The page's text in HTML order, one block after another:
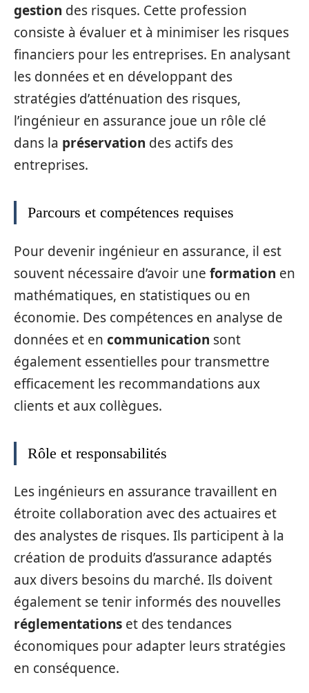
gestion des risques. Cette profession
consiste à évaluer et à minimiser les risques
financiers pour les entreprises. En analysant
les données et en développant des
stratégies d’atténuation des risques,
l’ingénieur en assurance joue un rôle clé
dans la préservation des actifs des
entreprises.
Parcours et compétences requises
Pour devenir ingénieur en assurance, il est
souvent nécessaire d’avoir une formation en
mathématiques, en statistiques ou en
économie. Des compétences en analyse de
données et en communication sont
également essentielles pour transmettre
efficacement les recommandations aux
clients et aux collègues.
Rôle et responsabilités
Les ingénieurs en assurance travaillent en
étroite collaboration avec des actuaires et
des analystes de risques. Ils participent à la
création de produits d’assurance adaptés
aux divers besoins du marché. Ils doivent
également se tenir informés des nouvelles
réglementations et des tendances
économiques pour adapter leurs stratégies
en conséquence.